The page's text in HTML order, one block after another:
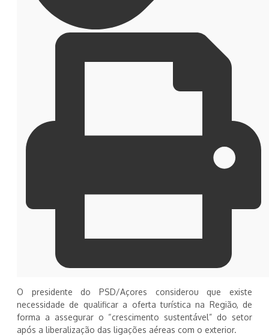
O presidente do PSD/Açores considerou que existe
necessidade de qualificar a oferta turística na Região, de
forma a assegurar o “crescimento sustentável” do setor
após a liberalização das ligações aéreas com o exterior.